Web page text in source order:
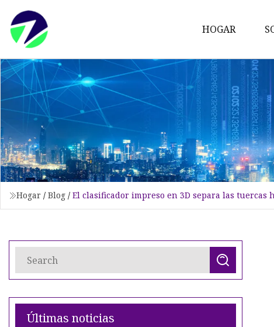
HOGAR
Hogar / Blog / El clasificador impreso en 3D separa las tuercas
Últimas noticias